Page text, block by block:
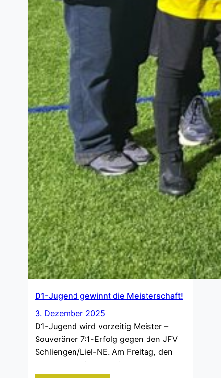
D1-Jugend gewinnt die Meisterschaft!
3. Dezember 2025
D1-Jugend wird vorzeitig Meister –
Souveräner 7:1-Erfolg gegen den JFV
Schliengen/Liel-NE. Am Freitag, den